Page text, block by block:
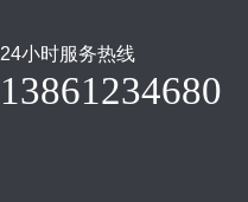
24小时服务热线
13861234680